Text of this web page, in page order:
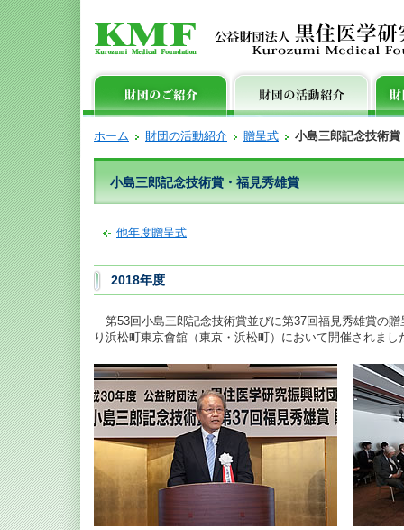
ホーム 財団の活動紹介 贈呈式 小島三郎記念技術賞
小島三郎記念技術賞・福見秀雄賞
他年度贈呈式
2018年度
第53回小島三郎記念技術賞並びに第37回福見秀雄賞の
り浜松町東京會舘（東京・浜松町）において開催されまし